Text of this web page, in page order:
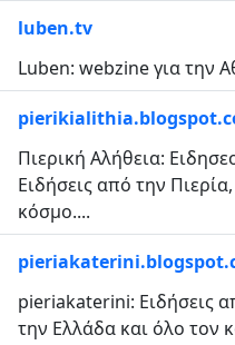
luben.tv
Luben: webzine για την
Πιερική Αλήθεια:
Ειδήσεις από την
κόσμο....
pieriakaterini: Ειδήσεις
την Ελλάδα και όλο τον